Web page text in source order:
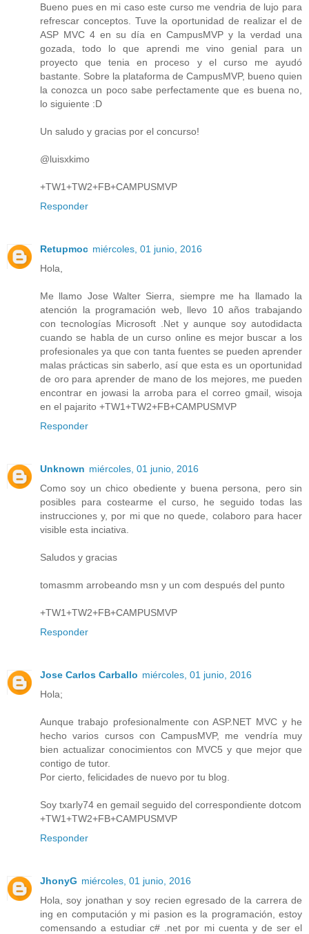
Bueno pues en mi caso este curso me vendria de lujo para
refrescar conceptos. Tuve la oportunidad de realizar el de
ASP MVC 4 en su día en CampusMVP y la verdad una
gozada, todo lo que aprendi me vino genial para un
proyecto que tenia en proceso y el curso me ayudó
bastante. Sobre la plataforma de CampusMVP, bueno quien
la conozca un poco sabe perfectamente que es buena no,
lo siguiente :D
Un saludo y gracias por el concurso!
@luisxkimo
+TW1+TW2+FB+CAMPUSMVP
Responder
Retupmoc miércoles, 01 junio, 2016
Hola,
Me llamo Jose Walter Sierra, siempre me ha llamado la
atención la programación web, llevo 10 años trabajando
con tecnologías Microsoft .Net y aunque soy autodidacta
cuando se habla de un curso online es mejor buscar a los
profesionales ya que con tanta fuentes se pueden aprender
malas prácticas sin saberlo, así que esta es un oportunidad
de oro para aprender de mano de los mejores, me pueden
encontrar en jowasi la arroba para el correo gmail, wisoja
en el pajarito +TW1+TW2+FB+CAMPUSMVP
Responder
Unknown miércoles, 01 junio, 2016
Como soy un chico obediente y buena persona, pero sin
posibles para costearme el curso, he seguido todas las
instrucciones y, por mi que no quede, colaboro para hacer
visible esta inciativa.
Saludos y gracias
tomasmm arrobeando msn y un com después del punto
+TW1+TW2+FB+CAMPUSMVP
Responder
Jose Carlos Carballo miércoles, 01 junio, 2016
Hola;
Aunque trabajo profesionalmente con ASP.NET MVC y he
hecho varios cursos con CampusMVP, me vendría muy
bien actualizar conocimientos con MVC5 y que mejor que
contigo de tutor.
Por cierto, felicidades de nuevo por tu blog.
Soy txarly74 en gemail seguido del correspondiente dotcom
+TW1+TW2+FB+CAMPUSMVP
Responder
JhonyG miércoles, 01 junio, 2016
Hola, soy jonathan y soy recien egresado de la carrera de
ing en computación y mi pasion es la programación, estoy
comensando a estudiar c# .net por mi cuenta y de ser el